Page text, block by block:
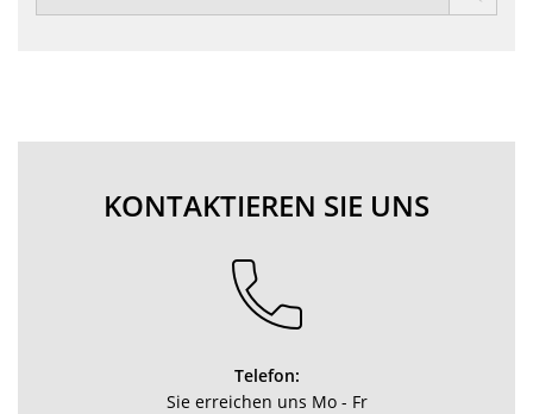
KONTAKTIEREN SIE UNS
Telefon:
Sie erreichen uns Mo - Fr